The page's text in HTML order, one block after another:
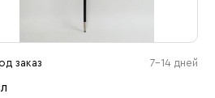
заказ 7-14 дней